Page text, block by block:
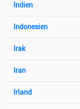
Indien
Indonesien
Irak
Iran
Irland